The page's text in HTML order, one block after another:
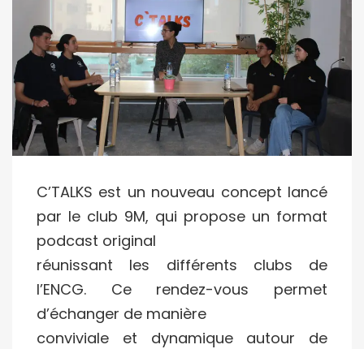
C’TALKS est un nouveau concept lancé
par le club 9M, qui propose un format
podcast original
réunissant les différents clubs de
l’ENCG. Ce rendez-vous permet
d’échanger de manière
conviviale et dynamique autour de